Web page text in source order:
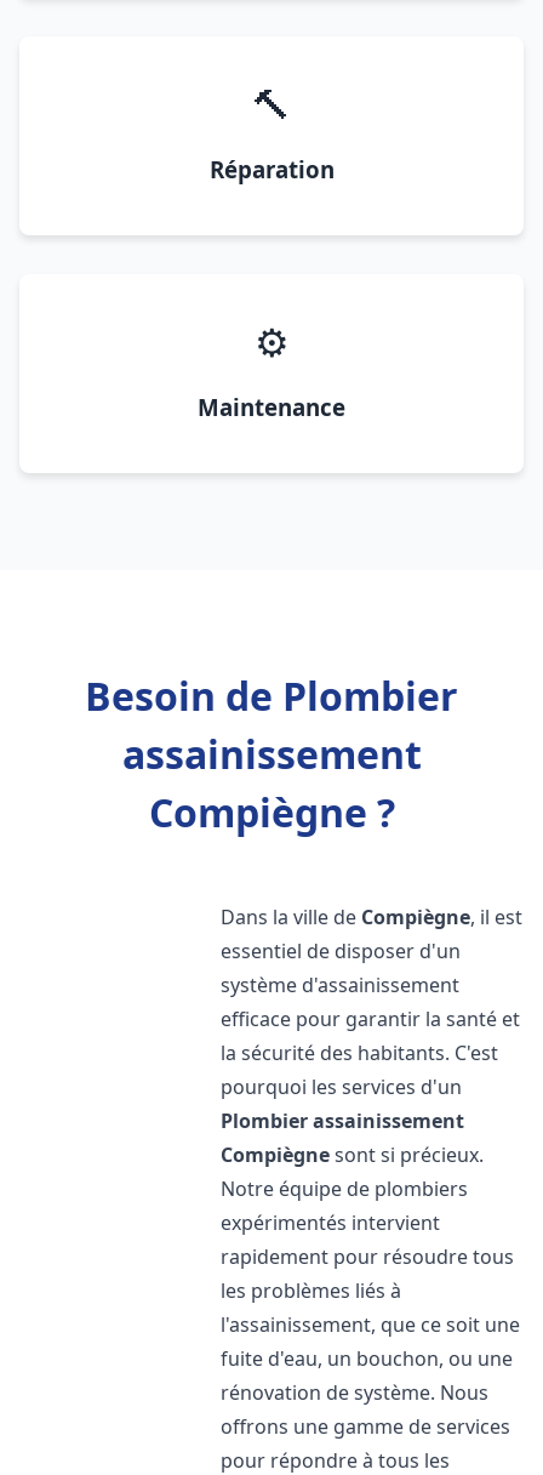
🔨
Réparation
⚙️
Maintenance
Besoin de Plombier
assainissement
Compiègne ?
Dans la ville de Compiègne, il est
essentiel de disposer d'un
système d'assainissement
efficace pour garantir la santé et
la sécurité des habitants. C'est
pourquoi les services d'un
Plombier assainissement
Compiègnesont si précieux.
Notre équipe de plombiers
expérimentés intervient
rapidement pour résoudre tous
les problèmes liés à
l'assainissement, que ce soit une
fuite d'eau, un bouchon, ou une
rénovation de système. Nous
offrons une gamme de services
pour répondre à tous les